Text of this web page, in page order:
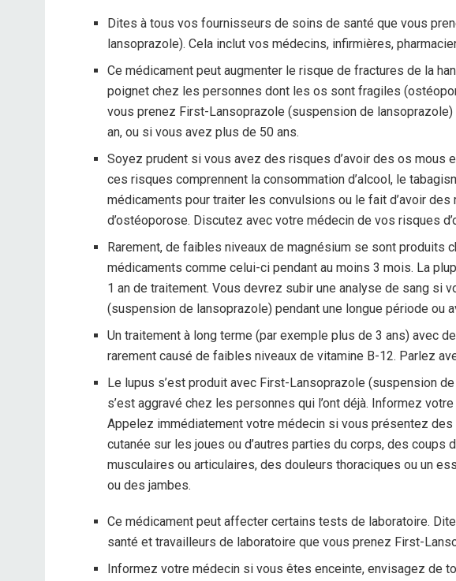
Dites à tous vos fournisseurs de soins de santé que vous
lansoprazole). Cela inclut vos médecins, infirmières,
Ce médicament peut augmenter le risque de fractures de la
poignet chez les personnes dont les os sont fragiles
vous prenez First-Lansoprazole (suspension de
an, ou si vous avez plus de 50 ans.
Soyez prudent si vous avez des risques d’avoir des os mous
ces risques comprennent la consommation d’alcool, le
médicaments pour traiter les convulsions ou le fait d’avoir
d’ostéoporose. Discutez avec votre médecin de vos risques
Rarement, de faibles niveaux de magnésium se sont produits
médicaments comme celui-ci pendant au moins 3 mois. La
1 an de traitement. Vous devrez subir une analyse de sang si
(suspension de lansoprazole) pendant une longue période ou
Un traitement à long terme (par exemple plus de 3 ans) avec
rarement causé de faibles niveaux de vitamine B-12. Parlez
Le lupus s’est produit avec First-Lansoprazole (suspension
s’est aggravé chez les personnes qui l’ont déjà. Informez
Appelez immédiatement votre médecin si vous présentez
cutanée sur les joues ou d’autres parties du corps, des coups
musculaires ou articulaires, des douleurs thoraciques ou un
ou des jambes.
Ce médicament peut affecter certains tests de laboratoire.
santé et travailleurs de laboratoire que vous prenez First-
Informez votre médecin si vous êtes enceinte, envisagez de